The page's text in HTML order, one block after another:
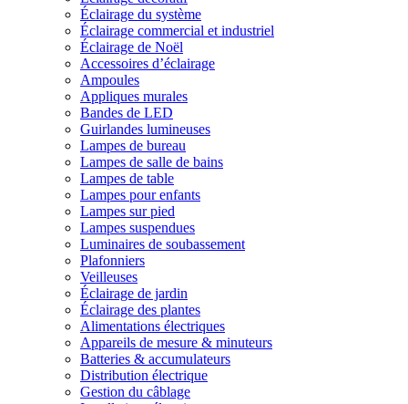
Éclairage du système
Éclairage commercial et industriel
Éclairage de Noël
Accessoires d’éclairage
Ampoules
Appliques murales
Bandes de LED
Guirlandes lumineuses
Lampes de bureau
Lampes de salle de bains
Lampes de table
Lampes pour enfants
Lampes sur pied
Lampes suspendues
Luminaires de soubassement
Plafonniers
Veilleuses
Éclairage de jardin
Éclairage des plantes
Alimentations électriques
Appareils de mesure & minuteurs
Batteries & accumulateurs
Distribution électrique
Gestion du câblage